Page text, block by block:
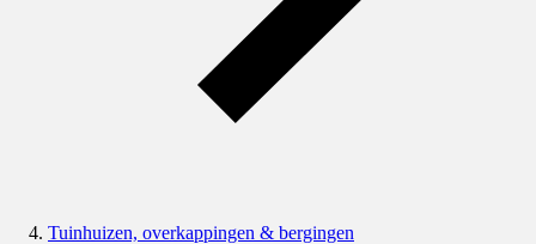
Tuinhuizen, overkappingen & bergingen